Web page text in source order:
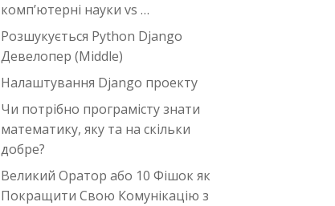
комп’ютерні науки vs …
Розшукується Python Django
Девелопер (Middle)
Налаштування Django проекту
Чи потрібно програмісту знати
математику, яку та на скільки
добре?
Великий Оратор або 10 Фішок як
Покращити Свою Комунікацію з